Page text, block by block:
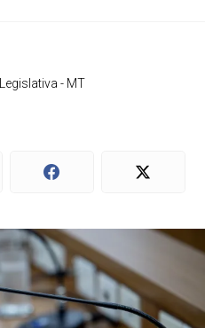
- MT